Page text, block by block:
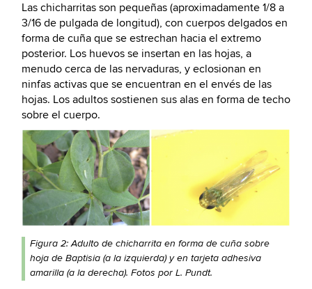
Las chicharritas son pequeñas (aproximadamente 1/8 a
3/16 de pulgada de longitud), con cuerpos delgados en
forma de cuña que se estrechan hacia el extremo
posterior. Los huevos se insertan en las hojas, a
menudo cerca de las nervaduras, y eclosionan en
ninfas activas que se encuentran en el envés de las
hojas. Los adultos sostienen sus alas en forma de techo
sobre el cuerpo.
Figura 2: Adulto de chicharrita en forma de cuña sobre
hoja de Baptisia (a la izquierda) y en tarjeta adhesiva
amarilla (a la derecha). Fotos por L. Pundt.